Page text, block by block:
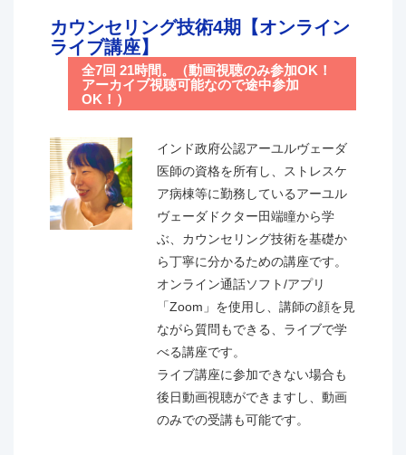
基本的には日本アーユルヴェーダ学会セルフケア･ア
ドバイザー講習のテキストを使用しますが、総合病院
や精神病院等に勤務している講師の田端作成オリジナ
ルのテキストも使用して、学会のアドバイザー講習だ
るアーユルヴェーダの深い内容の講義も含まれている
のがAMAJスクールにしかない独自の特徴です。
いずれ予定しているAMAJ検定受験資格の一部となる
予定です。
ご希望の方はアーユルヴェーダ･サロン経営などにつ
いてもご相談頂けます。
＜このような方々にオススメの講座です＞
● ヨガインストラクターでアーユルヴェーダの知識も
身につけてスキルアップしたい方
● アーユルヴェーダを通して自分の体質を知りたい方
● 自分の体質に合った生活法や食事法を知りたい方
カウンセリング技術4期【オンライン
ライブ講座】
全7回 21時間。（動画視聴のみ参加OK！
アーカイブ視聴可能なので途中参加
OK！）
インド政府公認アーユルヴェーダ
医師の資格を所有し、ストレスケ
ア病棟等に勤務しているアーユル
ヴェーダドクター田端瞳から学
ぶ、カウンセリング技術を基礎か
ら丁寧に分かるための講座です。
オンライン通話ソフト/アプリ
「Zoom」を使用し、講師の顔を見
ながら質問もできる、ライブで学
べる講座です。
ライブ講座に参加できない場合も
後日動画視聴ができますし、動画
のみでの受講も可能です。